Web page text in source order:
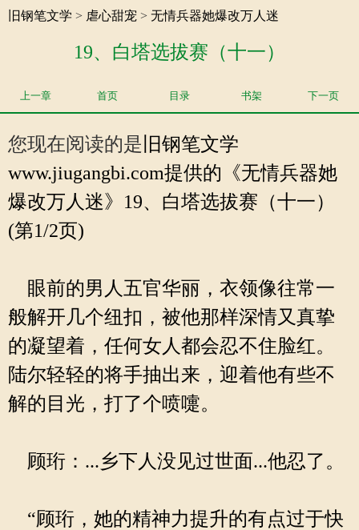
旧钢笔文学 > 虐心甜宠 > 无情兵器她爆改万人迷
19、白塔选拔赛（十一）
上一章 首页 目录 书架 下一页
您现在阅读的是 旧钢笔文学
www.jiugangbi.com提供的《无情兵器她
爆改万人迷》19、白塔选拔赛（十一）
(第1/2页)
眼前的男人五官华丽，衣领像往常一
般解开几个纽扣，被他那样深情又真挚
的凝望着，任何女人都会忍不住脸红。
陆尔轻轻的将手抽出来，迎着他有些不
解的目光，打了个喷嚏。
顾珩：...乡下人没见过世面...他忍了。
“顾珩，她的精神力提升的有点过于快